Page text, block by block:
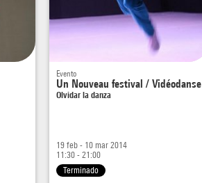
Evento
Un Nouveau festival / Vidéodanse
Olvidar la danza
19 feb - 10 mar 2014
11:30 - 21:00
Terminado